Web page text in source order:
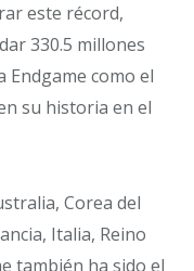
este récord,
330.5 millones
Endgame como el
su historia en el
Corea del
Italia, Reino
también ha sido el